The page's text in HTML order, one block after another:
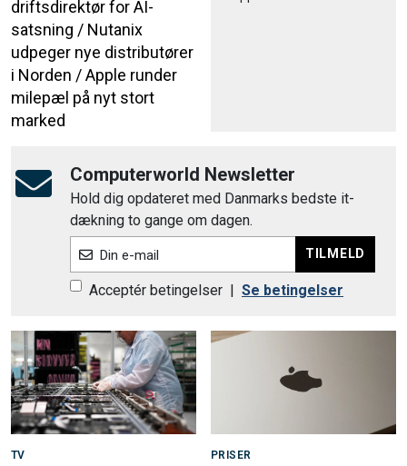
driftsdirektør for AI-
satsning / Nutanix
udpeger nye distributører
i Norden / Apple runder
milepæl på nyt stort
marked
Computerworld Newsletter
Hold dig opdateret med Danmarks bedste it-
dækning to gange om dagen.
Din e-mail TILMELD
Acceptér betingelser | Se betingelser
TV PRISER